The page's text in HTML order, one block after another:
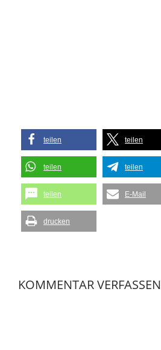
teilen teilen
teilen teilen
teilen E-Mail
drucken
KOMMENTAR VERFASSEN